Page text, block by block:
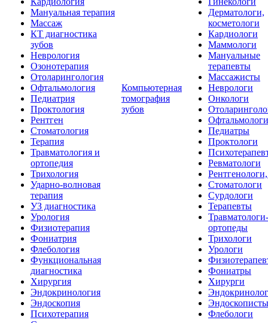
Мануальная терапия
Массаж
КТ диагностика
зубов
Неврология
Озонотерапия
Отоларингология
Офтальмология
Педиатрия
Проктология
Рентген
Стоматология
Терапия
Травматология и
ортопедия
Трихология
Ударно-волновая
терапия
УЗ диагностика
Урология
Физиотерапия
Фониатрия
Флебология
Функциональная
диагностика
Хирургия
Эндокринология
Эндоскопия
Психотерапия
Компьютерная
томография
зубов
Дерматологи,
косметологи
Кардиологи
Маммологи
Мануальные
терапевты
Массажисты
Неврологи
Онкологи
Офтальмологи
Педиатры
Проктологи
Ревматологи
Стоматологи
Сурдологи
Терапевты
Травматологи-
ортопеды
Трихологи
Урологи
Фониатры
Хирурги
Эндоскописты
Флебологи